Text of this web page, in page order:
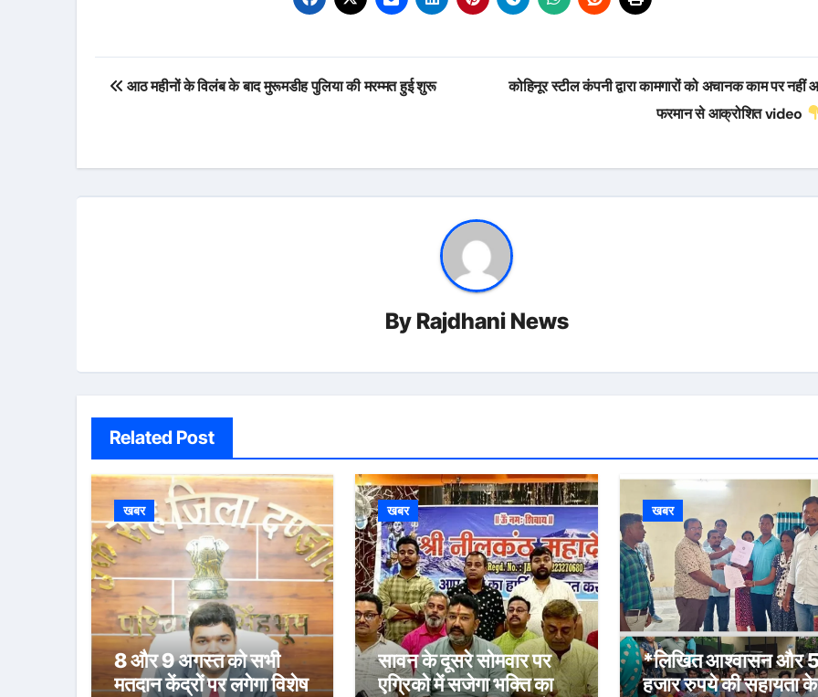
Post
आठ महीनों के विलंब के बाद मुरूमडीह पुलिया की मरम्मत हुई शुरू
कोहिनूर स्टील कंपनी द्वारा कामगारों को अचानक काम पर
फरमान से आक्रोशित video
By Rajdhani News
Related Post
खबर
8 और 9 अगस्त को सभी
मतदान केंद्रों पर लगेगा विशेष
खबर
सावन के दूसरे सोमवार पर
एग्रिको में सजेगा भक्ति का
खबर
*लिखित आश्वासन और
हजार रुपये की सहायता के